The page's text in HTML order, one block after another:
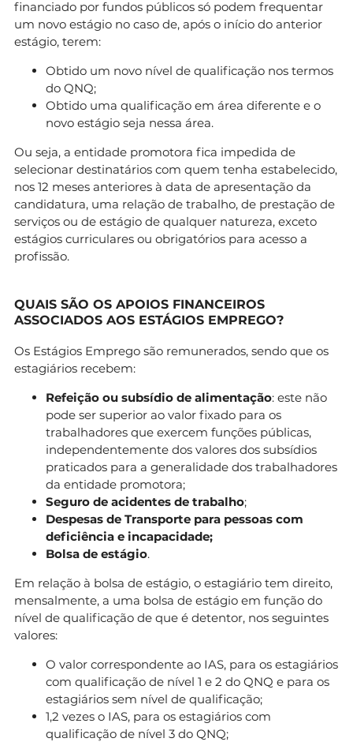
financiado por fundos públicos só podem frequentar
um novo estágio no caso de, após o início do anterior
estágio, terem:
Obtido um novo nível de qualificação nos termos
do QNQ;
Obtido uma qualificação em área diferente e o
novo estágio seja nessa área.
Ou seja, a entidade promotora fica impedida de
selecionar destinatários com quem tenha estabelecido,
nos 12 meses anteriores à data de apresentação da
candidatura, uma relação de trabalho, de prestação de
serviços ou de estágio de qualquer natureza, exceto
estágios curriculares ou obrigatórios para acesso a
profissão.
QUAIS SÃO OS APOIOS FINANCEIROS
ASSOCIADOS AOS ESTÁGIOS EMPREGO?
Os Estágios Emprego são remunerados, sendo que os
estagiários recebem:
Refeição ou subsídio de alimentação: este não
pode ser superior ao valor fixado para os
trabalhadores que exercem funções públicas,
independentemente dos valores dos subsídios
praticados para a generalidade dos trabalhadores
da entidade promotora;
Seguro de acidentes de trabalho;
Despesas de Transporte para pessoas com
deficiência e incapacidade;
Bolsa de estágio.
Em relação à bolsa de estágio, o estagiário tem direito,
mensalmente, a uma bolsa de estágio em função do
nível de qualificação de que é detentor, nos seguintes
valores:
O valor correspondente ao IAS, para os estagiários
com qualificação de nível 1 e 2 do QNQ e para os
estagiários sem nível de qualificação;
1,2 vezes o IAS, para os estagiários com
qualificação de nível 3 do QNQ;